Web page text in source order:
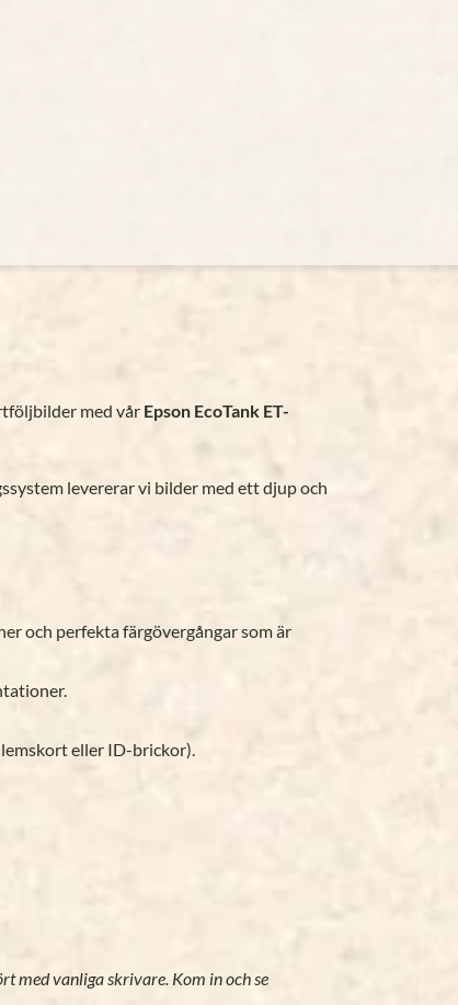
med vår Epson EcoTank ET-
levererar vi bilder med ett djup och
och perfekta färgövergångar som är
eller ID-brickor).
med vanliga skrivare. Kom in och se